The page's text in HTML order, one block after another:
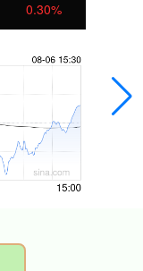
0.30%